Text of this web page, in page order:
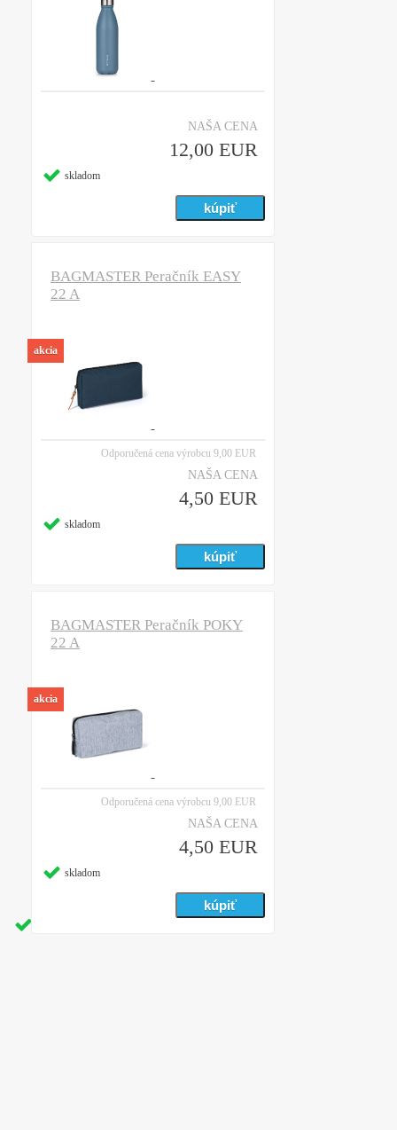
NAŠA CENA
12,00 EUR
skladom
BAGMASTER Peračník EASY
22 A
Odporučená cena výrobcu 9,00 EUR
NAŠA CENA
4,50 EUR
skladom
akcia
BAGMASTER Peračník POKY
22 A
Odporučená cena výrobcu 9,00 EUR
NAŠA CENA
4,50 EUR
skladom
akcia